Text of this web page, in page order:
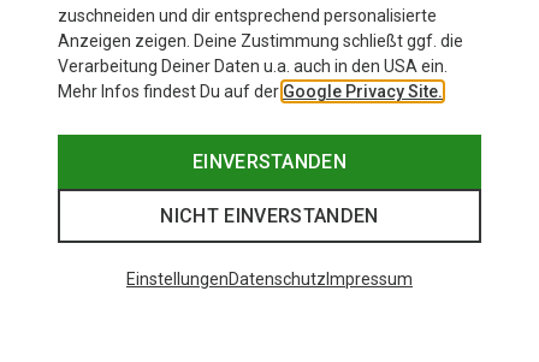
Aileen
etwas auftragen. Wer besonders
viel Dämpfung mag, wird sie
lieben
selbst an langen
"wache" Füße.
zuschneiden und dir entsprechend personalisierte
Anzeigen zeigen. Deine Zustimmung schließt ggf. die
Verarbeitung Deiner Daten u.a. auch in den USA ein.
Mehr Infos findest Du auf der Google Privacy Site.
EINVERSTANDEN
NICHT EINVERSTANDEN
EinstellungenDatenschutz Impressum